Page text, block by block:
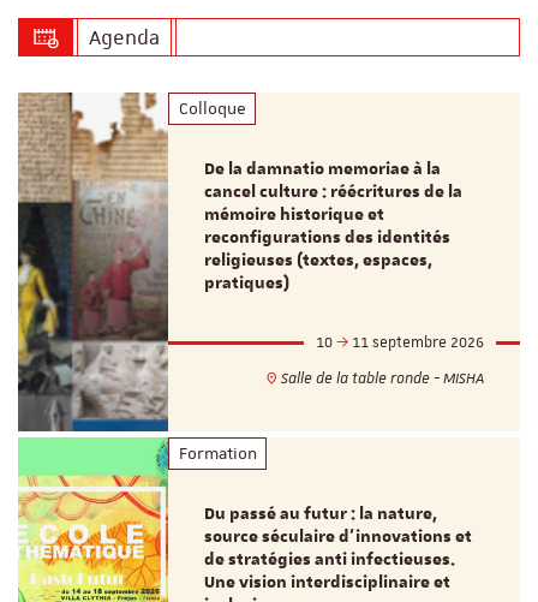
Agenda
Colloque
De la damnatio memoriae à la
cancel culture : réécritures de la
mémoire historique et
reconfigurations des identités
religieuses (textes, espaces,
pratiques)
10
11 septembre 2026
Salle de la table ronde - MISHA
Formation
Du passé au futur : la nature,
source séculaire d’innovations et
de stratégies anti infectieuses.
Une vision interdisciplinaire et